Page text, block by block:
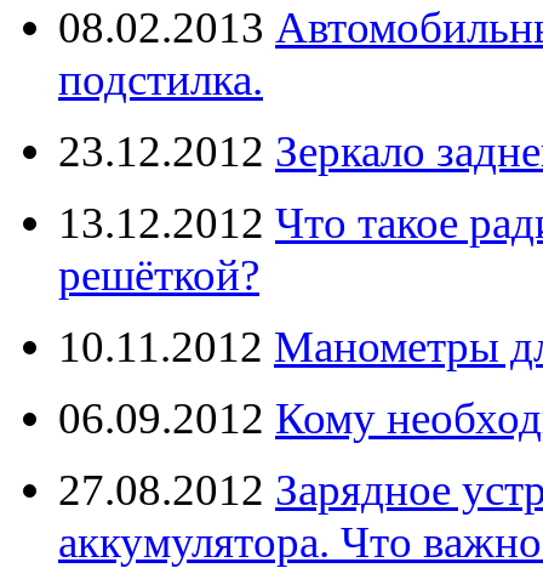
08.02.2013
подстилка.
23.12.2012 Зеркало
13.12.2012 Что такое
решёткой?
10.11.2012 Манометры
06.09.2012 Кому
27.08.2012 Зарядное
аккумулятора. Что